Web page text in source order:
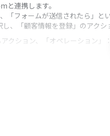
と連携します。
フォームが送信されたら」と
、「顧客情報を登録」のアク
クション、「オペレーション